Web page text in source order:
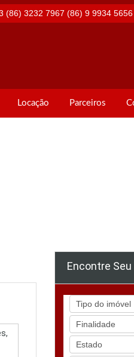
(86) 3232 7967 (86) 9 9934 5656
Locação Parceiros
Encontre